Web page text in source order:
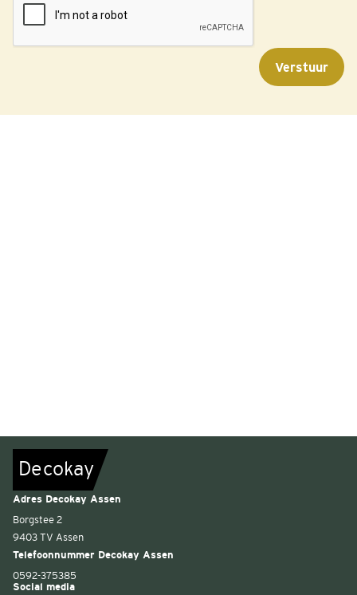
Decokay
Adres Decokay Assen
Borgstee 2
9403 TV Assen
Telefoonnummer Decokay Assen
0592-375385
Social media